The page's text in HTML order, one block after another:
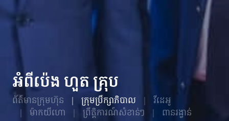
អំពីប៉េង ហួត គ្រុប
ព័ត៌មានក្រុមហ៊ុន ក្រុមប្រឹក្សាភិបាល
វីដេអូ
ម៉ាកយីហោ
ព្រឹត្តិការណ៍សំខាន់ៗ ពានរង្វាន់